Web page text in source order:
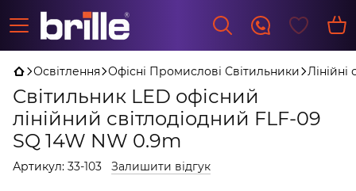
Освітлення Офісні Промислові Світильники Лінійні
Світильник LED офісний
лінійний світлодіодний FLF-09
SQ 14W NW 0.9m
Артикул: 33-103 Залишити відгук